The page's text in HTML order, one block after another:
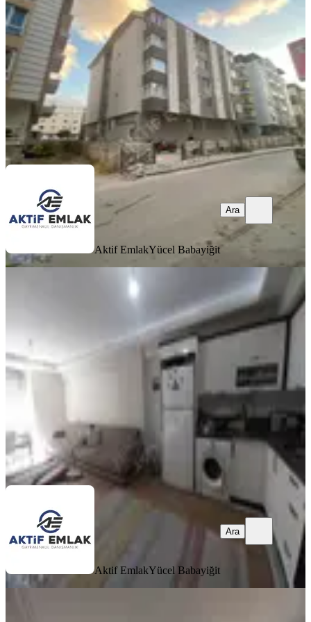
Merkez, Erenler Mahallesi
1+1·60 m² · 5. Kat 06.08.2026
13.000 ₺
Aktif Emlak Yücel Babayiğit
Ara
Aktif EmlakYücel Babayiğit
Ara
Aktif Emlak'tan Marulcu
Mahallesinde Eşyalı Daire 2+1
Merkez, Marulcu Mahallesi
1. Kat·06.08.2026
Aktif EmlakYücel Babayiğit
Ara
Aktif EmlakYücel Babayiğit
Ara